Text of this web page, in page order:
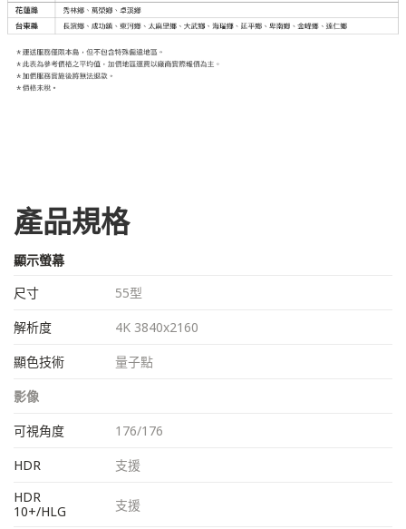
產品規格
顯示螢幕
尺寸
55型
解析度
4K 3840x2160
顯色技術
量子點
影像
可視角度
176/176
HDR
支援
HDR
10+/HLG
支援